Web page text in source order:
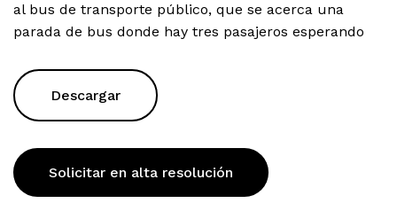
al bus de transporte público, que se acerca una
parada de bus donde hay tres pasajeros esperando
Descargar
Solicitar en alta resolución